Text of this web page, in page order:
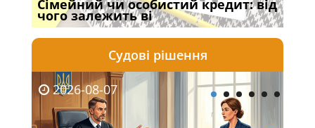
Сімейний чи особистий кредит: від
чого залежить ві
Судові рішення
2026-08-07